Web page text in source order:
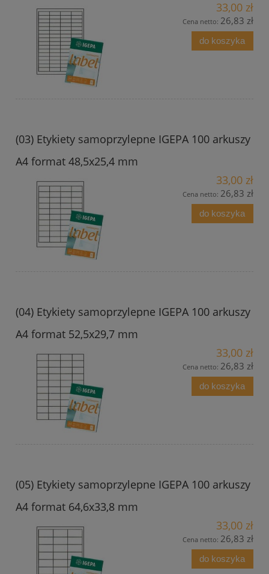
33,00 zł
Cena netto: 26,83 zł
do koszyka
(03) Etykiety samoprzylepne IGEPA 100 arkuszy
A4 format 48,5x25,4 mm
33,00 zł
Cena netto: 26,83 zł
do koszyka
(04) Etykiety samoprzylepne IGEPA 100 arkuszy
A4 format 52,5x29,7 mm
33,00 zł
Cena netto: 26,83 zł
do koszyka
(05) Etykiety samoprzylepne IGEPA 100 arkuszy
A4 format 64,6x33,8 mm
33,00 zł
Cena netto: 26,83 zł
do koszyka